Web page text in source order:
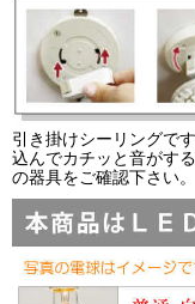
引き掛けシーリングで
込んでカチッと音がす
の器具をご確認下さい。